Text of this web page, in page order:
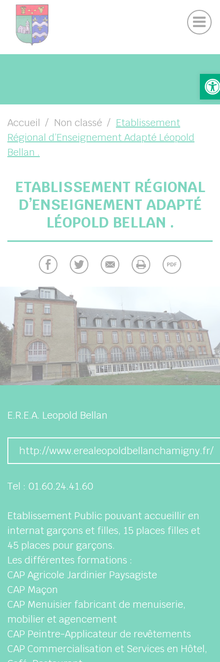
( VIE LOCALE )
Actualités Chamigny Journal de la Commune
Suivez-nous sur Facebook
Suivez-nous sur Instagram
Accueil Non classé
Etablissement
Régional d’Enseignement Adapté Léopold
Bellan .
ETABLISSEMENT RÉGIONAL
D’ENSEIGNEMENT ADAPTÉ
LÉOPOLD BELLAN .
E.R.E.A. Leopold Bellan
http://www.erealeopoldbellanchamigny.fr/
Tel : 01.60.24.41.60
Etablissement Public pouvant accueillir en
internat garçons et filles, 15 places filles et
45 places pour garçons.
Les différentes formations :
CAP Agricole Jardinier Paysagiste
CAP Maçon
CAP Menuisier fabricant de menuiserie,
mobilier et agencement
CAP Peintre-Applicateur de revêtements
CAP Commercialisation et Services en Hôtel,
Panneau de gestion des cookies